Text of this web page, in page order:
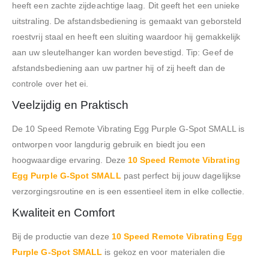
heeft een zachte zijdeachtige laag. Dit geeft het een unieke
uitstraling. De afstandsbediening is gemaakt van geborsteld
roestvrij staal en heeft een sluiting waardoor hij gemakkelijk
aan uw sleutelhanger kan worden bevestigd. Tip: Geef de
afstandsbediening aan uw partner hij of zij heeft dan de
controle over het ei.
Veelzijdig en Praktisch
De 10 Speed Remote Vibrating Egg Purple G-Spot SMALL is
ontworpen voor langdurig gebruik en biedt jou een
hoogwaardige ervaring. Deze 10 Speed Remote Vibrating
Egg Purple G-Spot SMALLpast perfect bij jouw dagelijkse
verzorgingsroutine en is een essentieel item in elke collectie.
Kwaliteit en Comfort
Bij de productie van deze 10 Speed Remote Vibrating Egg
Purple G-Spot SMALL is gekoz en voor materialen die